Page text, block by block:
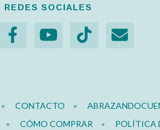
REDES SOCIALES
CONTACTO
CÓMO COMPRAR POLÍTICA